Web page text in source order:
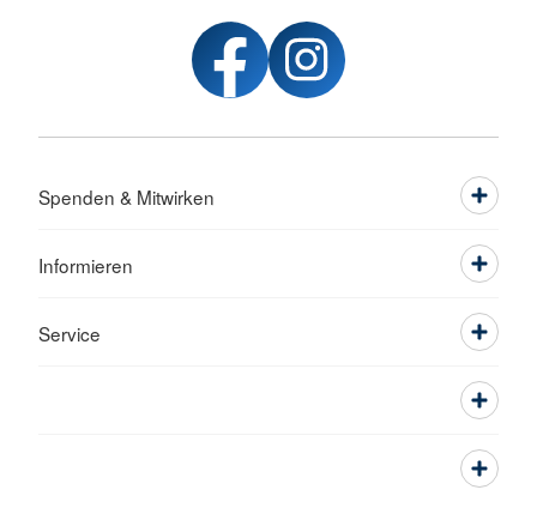
Spenden & Mitwirken
Informieren
Service